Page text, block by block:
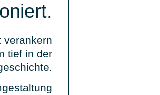
verankern
tief in der